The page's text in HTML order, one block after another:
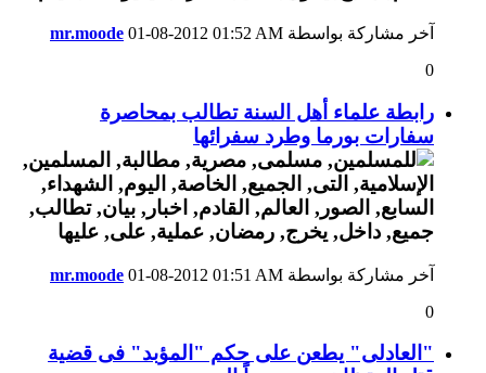
آخر مشاركة بواسطة mr.moode 01-08-2012 01:52 AM
0
رابطة علماء أهل السنة تطالب بمحاصرة
سفارات بورما وطرد سفرائها
آخر مشاركة بواسطة mr.moode 01-08-2012 01:51 AM
0
"العادلى" يطعن على حكم "المؤبد" فى قضية